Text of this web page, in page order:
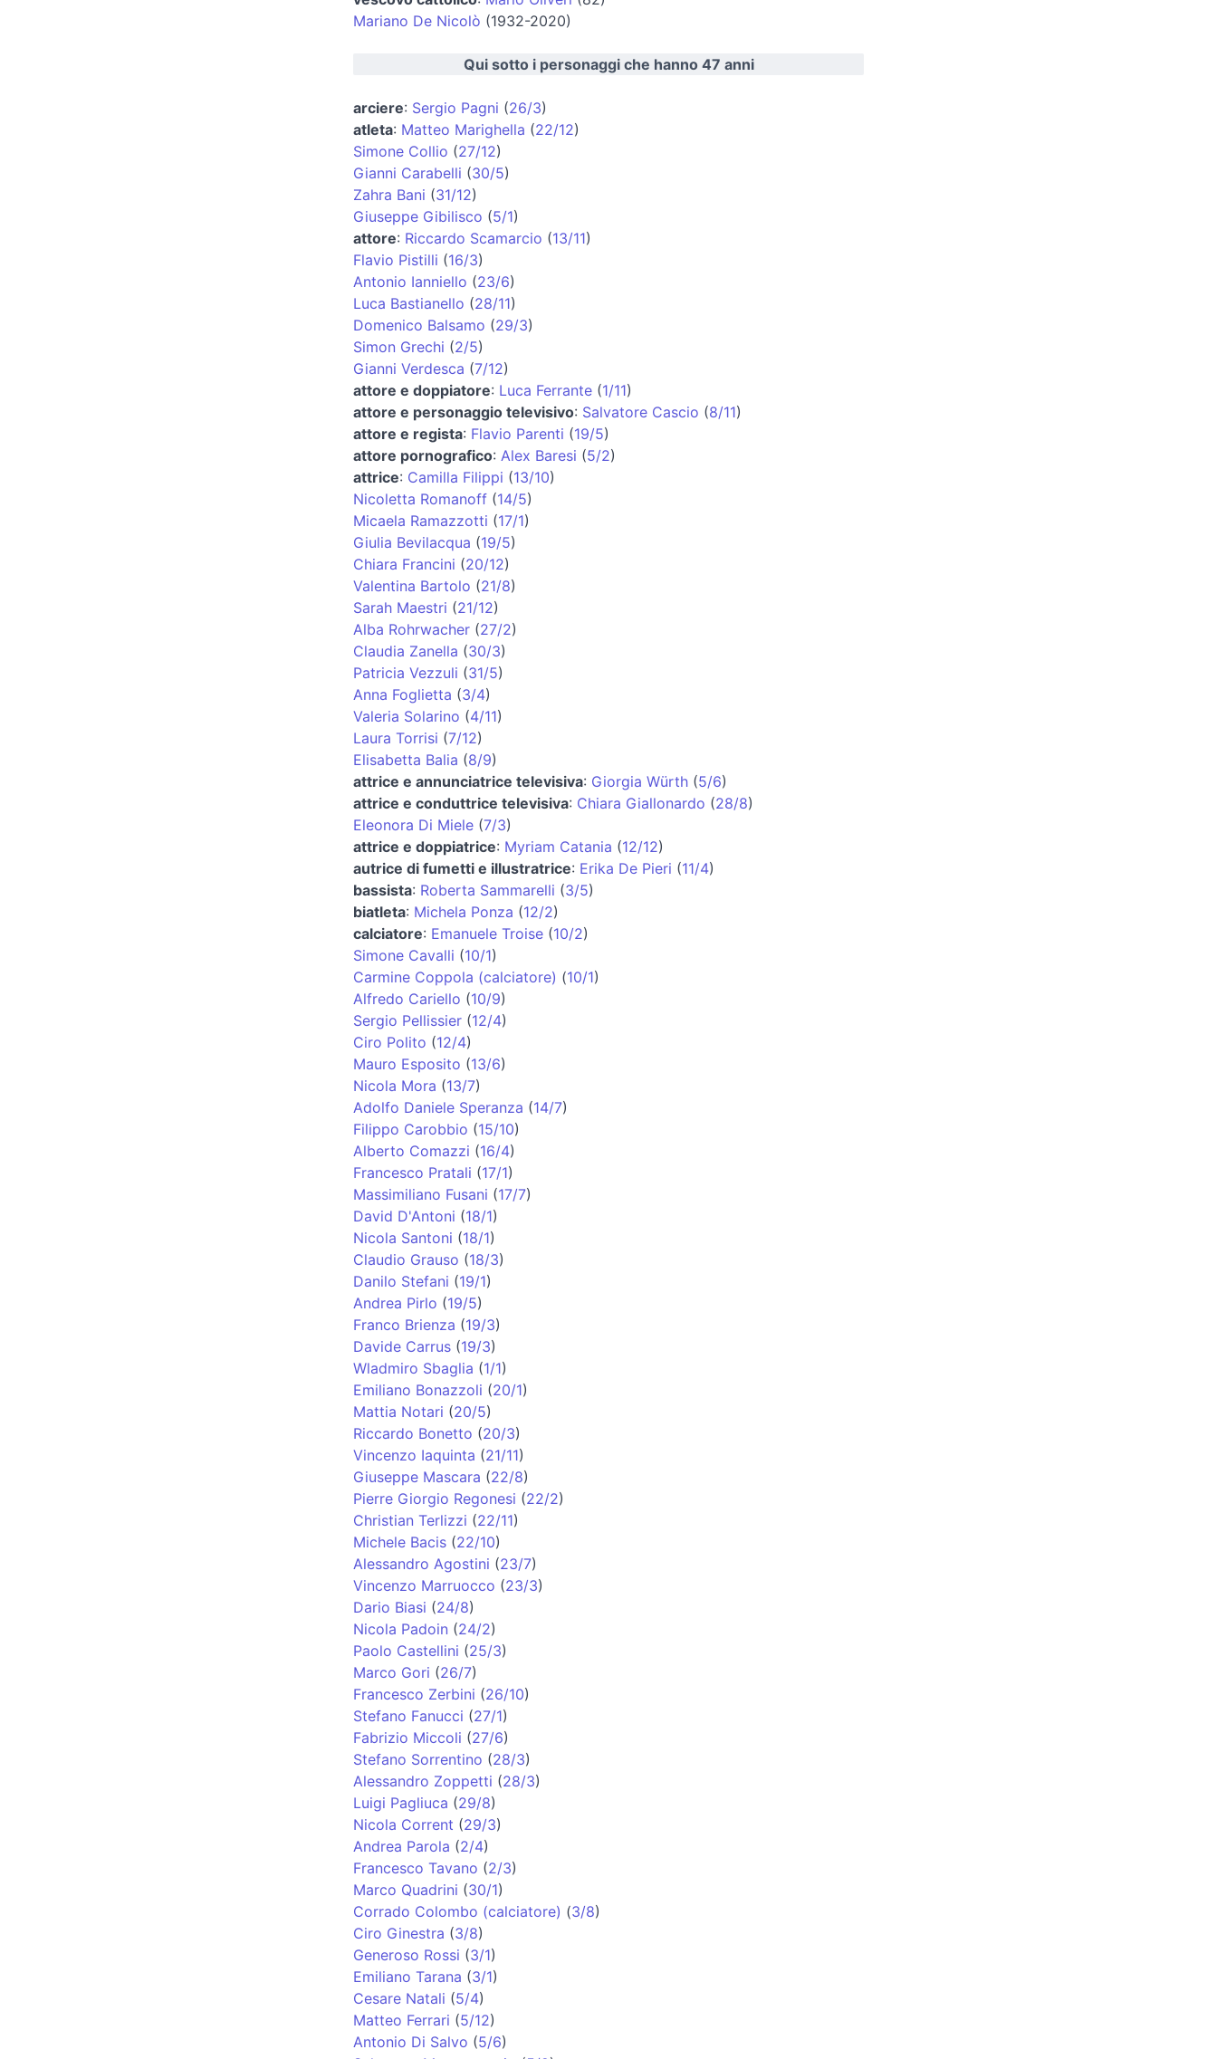
Mariano De Nicolò (1932-2020)
Qui sotto i personaggi che hanno 47 anni
arciere: Sergio Pagni (26/3)
atleta: Matteo Marighella (22/12)
Simone Collio (27/12)
Gianni Carabelli (30/5)
Zahra Bani (31/12)
Giuseppe Gibilisco (5/1)
attore: Riccardo Scamarcio (13/11)
Flavio Pistilli (16/3)
Antonio Ianniello (23/6)
Luca Bastianello (28/11)
Domenico Balsamo (29/3)
Simon Grechi (2/5)
Gianni Verdesca (7/12)
attore e doppiatore: Luca Ferrante (1/11)
attore e personaggio televisivo: Salvatore Cascio (8/11)
attore e regista: Flavio Parenti (19/5)
attore pornografico: Alex Baresi (5/2)
attrice: Camilla Filippi (13/10)
Nicoletta Romanoff (14/5)
Micaela Ramazzotti (17/1)
Giulia Bevilacqua (19/5)
Chiara Francini (20/12)
Valentina Bartolo (21/8)
Sarah Maestri (21/12)
Alba Rohrwacher (27/2)
Claudia Zanella (30/3)
Patricia Vezzuli (31/5)
Anna Foglietta (3/4)
Valeria Solarino (4/11)
Laura Torrisi (7/12)
Elisabetta Balia (8/9)
attrice e annunciatrice televisiva: Giorgia Würth (5/6)
attrice e conduttrice televisiva: Chiara Giallonardo (28/8)
Eleonora Di Miele (7/3)
attrice e doppiatrice: Myriam Catania (12/12)
autrice di fumetti e illustratrice: Erika De Pieri (11/4)
bassista: Roberta Sammarelli (3/5)
biatleta: Michela Ponza (12/2)
calciatore: Emanuele Troise (10/2)
Simone Cavalli (10/1)
Carmine Coppola (calciatore) (10/1)
Alfredo Cariello (10/9)
Sergio Pellissier (12/4)
Ciro Polito (12/4)
Mauro Esposito (13/6)
Nicola Mora (13/7)
Adolfo Daniele Speranza (14/7)
Filippo Carobbio (15/10)
Alberto Comazzi (16/4)
Francesco Pratali (17/1)
Massimiliano Fusani (17/7)
David D'Antoni (18/1)
Nicola Santoni (18/1)
Claudio Grauso (18/3)
Danilo Stefani (19/1)
Andrea Pirlo (19/5)
Franco Brienza (19/3)
Davide Carrus (19/3)
Wladmiro Sbaglia (1/1)
Emiliano Bonazzoli (20/1)
Mattia Notari (20/5)
Riccardo Bonetto (20/3)
Vincenzo Iaquinta (21/11)
Giuseppe Mascara (22/8)
Pierre Giorgio Regonesi (22/2)
Christian Terlizzi (22/11)
Michele Bacis (22/10)
Alessandro Agostini (23/7)
Vincenzo Marruocco (23/3)
Dario Biasi (24/8)
Nicola Padoin (24/2)
Paolo Castellini (25/3)
Marco Gori (26/7)
Francesco Zerbini (26/10)
Stefano Fanucci (27/1)
Fabrizio Miccoli (27/6)
Stefano Sorrentino (28/3)
Alessandro Zoppetti (28/3)
Luigi Pagliuca (29/8)
Nicola Corrent (29/3)
Andrea Parola (2/4)
Francesco Tavano (2/3)
Marco Quadrini (30/1)
Corrado Colombo (calciatore) (3/8)
Ciro Ginestra (3/8)
Generoso Rossi (3/1)
Emiliano Tarana (3/1)
Cesare Natali (5/4)
Matteo Ferrari (5/12)
Antonio Di Salvo (5/6)